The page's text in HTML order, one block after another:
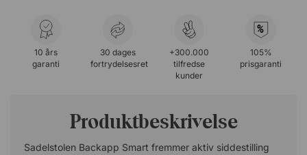
10 års
garanti
30 dages
fortrydelsesret
+300.000
tilfredse
kunder
%
105%
prisgaranti
Produktbeskrivelse
Sadelstolen Backapp Smart fremmer aktiv siddestilling